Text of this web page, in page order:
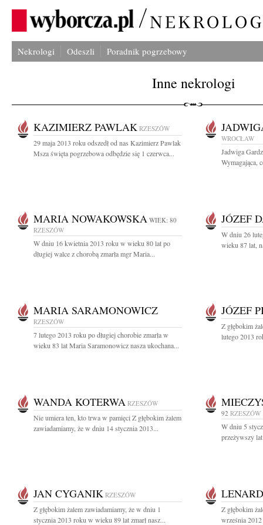
Nekrologi Odeszli Poradnik pogrzebowy
Inne nekrologi
KAZIMIERZ PAWLAK RZESZÓW
29 maja 2013 roku odszedł od nas Kazimierz Pawlak
Msza święta pogrzebowa odbędzie się 1 czerwca...
WROCŁAW
Jadwiga
Wymagająca,
MARIA NOWAKOWSKA WIEK: 80
RZESZÓW
W dniu 16 kwietnia 2013 roku w wieku 80 lat po
długiej walce z chorobą zmarła mgr Maria...
JÓZEF
W dniu 26
wieku 87 lat,
MARIA SARAMONOWICZ
RZESZÓW
7 lutego 2013 roku po długiej chorobie zmarła w
wieku 83 lat Maria Saramonowicz nasza ukochana...
JÓZEF
Z głębokim
lutego 2013
WANDA KOTERWA RZESZÓW
Nie umiera ten, kto trwa w pamięci Z głębokim żalem
zawiadamiamy, że w dniu 14 stycznia 2013...
92 RZESZÓW
W dniu 5
przeżywszy
JAN CYGANIK RZESZÓW
Z głębokim żalem zawiadamiamy, że w dniu 1
stycznia 2013 roku w wieku 89 lat zmarł nasz...
Z głębokim
września